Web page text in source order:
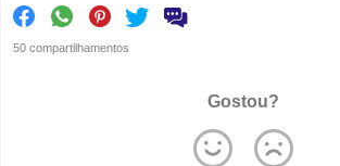
50 compartilhamentos
Gostou?